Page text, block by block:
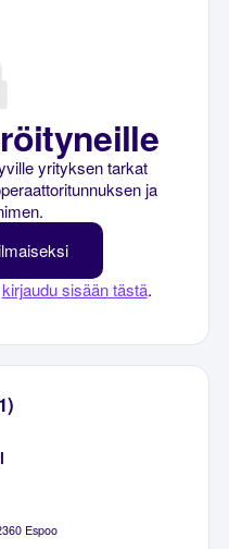
yrityksen tarkat
ja
kirjaudu sisään tästä.
Espoo